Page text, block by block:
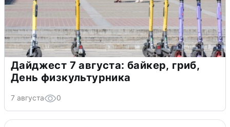
Дайджест 7 августа: байкер, гриб,
День физкультурника
7 августа 0